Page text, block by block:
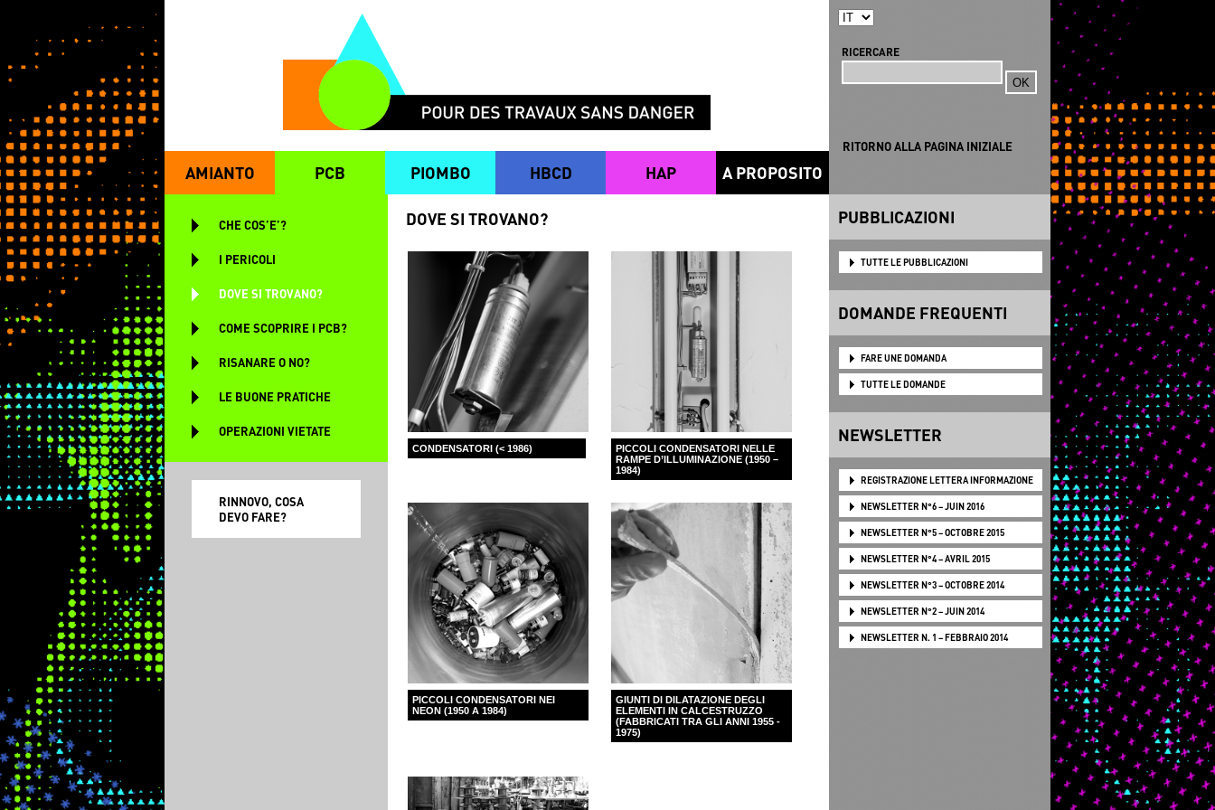
MENU PRINCIPALE
AMIANTO PCB PIOMBO HBCD HAP A PROPOSITO
RICERCARE
Ricerca
RITORNO ALLA PAGINA INIZIALE
PUBBLICAZIONI
TUTTE LE PUBBLICAZIONI
DOMANDE FREQUENTI
FARE UNE DOMANDA
TUTTE LE DOMANDE
NEWSLETTER
REGISTRAZIONE LETTERA INFORMAZIONE
NEWSLETTER N°6 – JUIN 2016
NEWSLETTER N°5 – OCTOBRE 2015
NEWSLETTER N°4 – AVRIL 2015
NEWSLETTER N°3 – OCTOBRE 2014
NEWSLETTER N°2 – JUIN 2014
NEWSLETTER N. 1 – FEBBRAIO 2014
CHE COS’E’?
I PERICOLI
DOVE SI TROVANO?
COME SCOPRIRE I PCB?
RISANARE O NO?
LE BUONE PRATICHE
OPERAZIONI VIETATE
RINNOVO, COSA
DEVO FARE?
DOVE SI TROVANO?
CONDENSATORI (< 1986)
PICCOLI CONDENSATORI NELLE
RAMPE D’ILLUMINAZIONE (1950 –
1984)
PICCOLI CONDENSATORI NEI
NEON (1950 A 1984)
GIUNTI DI DILATAZIONE DEGLI
ELEMENTI IN CALCESTRUZZO
(FABBRICATI TRA GLI ANNI 1955 -
1975)